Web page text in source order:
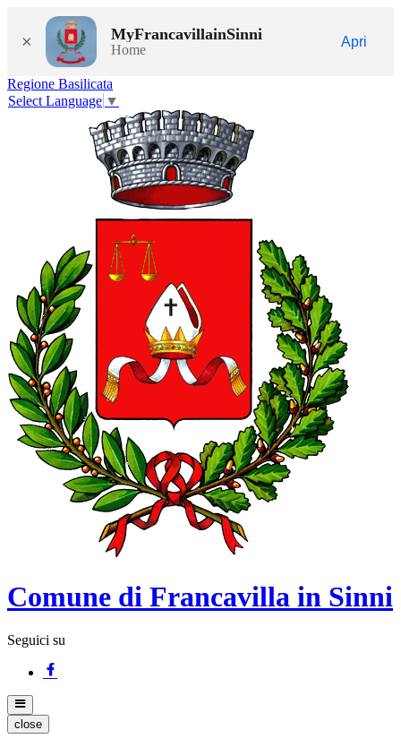
× MyFrancavillainSinni
Home
Apri
Regione Basilicata
Select Language ▼
Comune di Francavilla in Sinni
Seguici su
close